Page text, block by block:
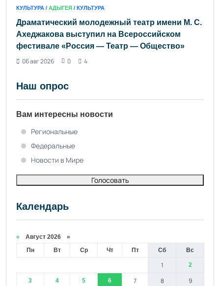
КУЛЬТУРА / АДЫГЕЯ / КУЛЬТУРА
Драматический молодежный театр имени М. С.
Ахеджакова выступил на Всероссийском
фестивале «Россия — Театр — Общество»
06 авг 2026
0 4
Наш опрос
Вам интересны новости
Региональные
Федеральные
Новости в Мире
Голосовать
Календарь
« Август 2026 »
Пн
Вт Ср Чт Пт Сб Вс
1 2
3 4 5 6 7 8
9